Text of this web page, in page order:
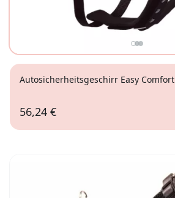
Autosicherheitsgeschirr Easy Comfort
56,24 €